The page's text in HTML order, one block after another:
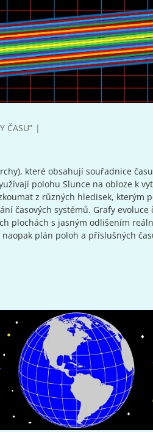
ČASU”
které obsahují souřadnice
polohu Slunce na obloze k
z různých hledisek, kterým
časových systémů. Grafy
plochách s jasným odlišením
plán poloh a příslušných